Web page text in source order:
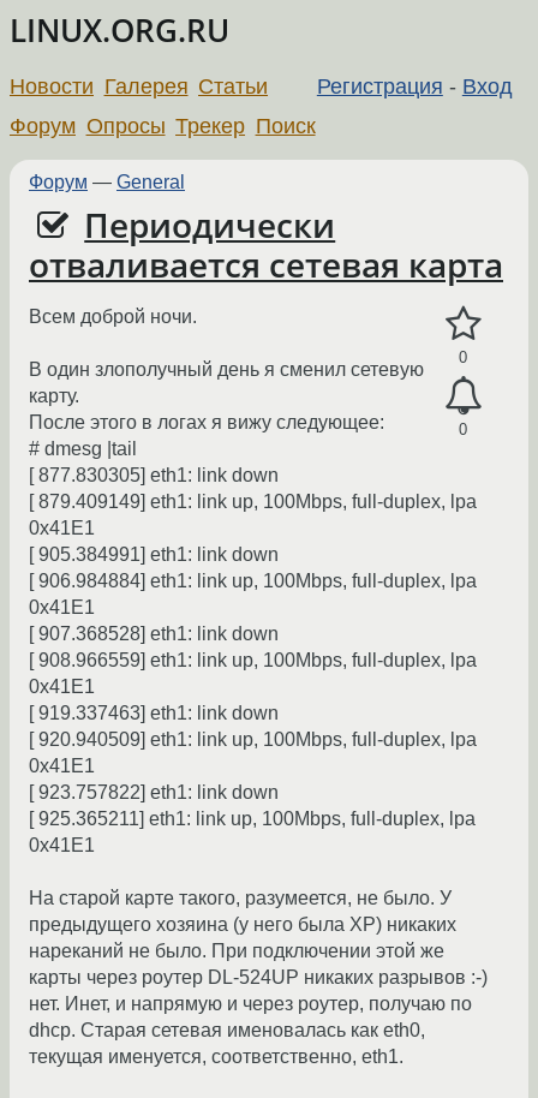
LINUX.ORG.RU
Регистрация - Вход
Новости Галерея Статьи
Форум Опросы Трекер Поиск
Форум — General
Периодически
отваливается сетевая карта
0
0
Всем доброй ночи.
В один злополучный день я сменил сетевую
карту.
После этого в логах я вижу следующее:
# dmesg |tail
[ 877.830305] eth1: link down
[ 879.409149] eth1: link up, 100Mbps, full-duplex, lpa
0x41E1
[ 905.384991] eth1: link down
[ 906.984884] eth1: link up, 100Mbps, full-duplex, lpa
0x41E1
[ 907.368528] eth1: link down
[ 908.966559] eth1: link up, 100Mbps, full-duplex, lpa
0x41E1
[ 919.337463] eth1: link down
[ 920.940509] eth1: link up, 100Mbps, full-duplex, lpa
0x41E1
[ 923.757822] eth1: link down
[ 925.365211] eth1: link up, 100Mbps, full-duplex, lpa
0x41E1
На старой карте такого, разумеется, не было. У
предыдущего хозяина (у него была XP) никаких
нареканий не было. При подключении этой же
карты через роутер DL-524UP никаких разрывов :-)
нет. Инет, и напрямую и через роутер, получаю по
dhcp. Старая сетевая именовалась как eth0,
текущая именуется, соответственно, eth1.